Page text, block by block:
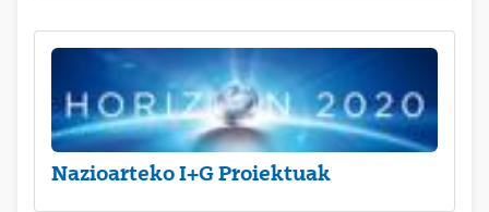
Nazioarteko I+G Proiektuak